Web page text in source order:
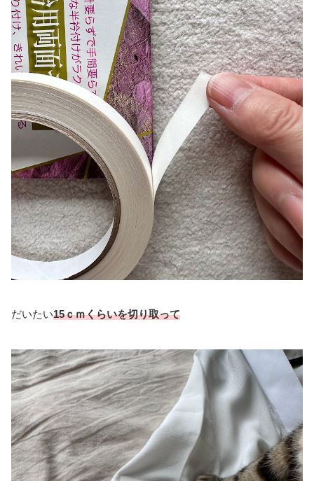
だいたい15ｃｍくらいを切り取って